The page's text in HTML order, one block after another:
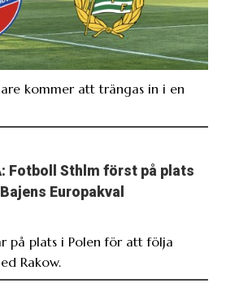
kommer att trängas in i en
Fotboll Sthlm först på plats
Europakval
på plats i Polen för att följa
Rakow.